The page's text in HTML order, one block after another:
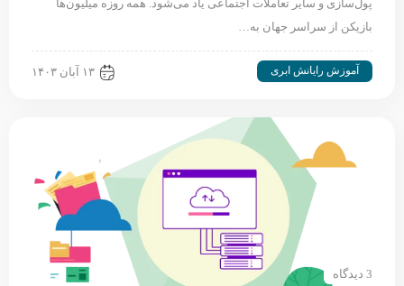
پول‌سازی و سایر تعاملات اجتماعی یاد می‌شود. همه روزه میلیون‌ها
بازیکن از سراسر جهان به…
آموزش رایانش ابری ۱۳ آبان ۱۴۰۳
3 دیدگاه